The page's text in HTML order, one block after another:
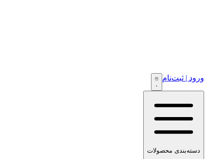
ورود | ثبت‌نام
۰
دسته‌بندی محصولات